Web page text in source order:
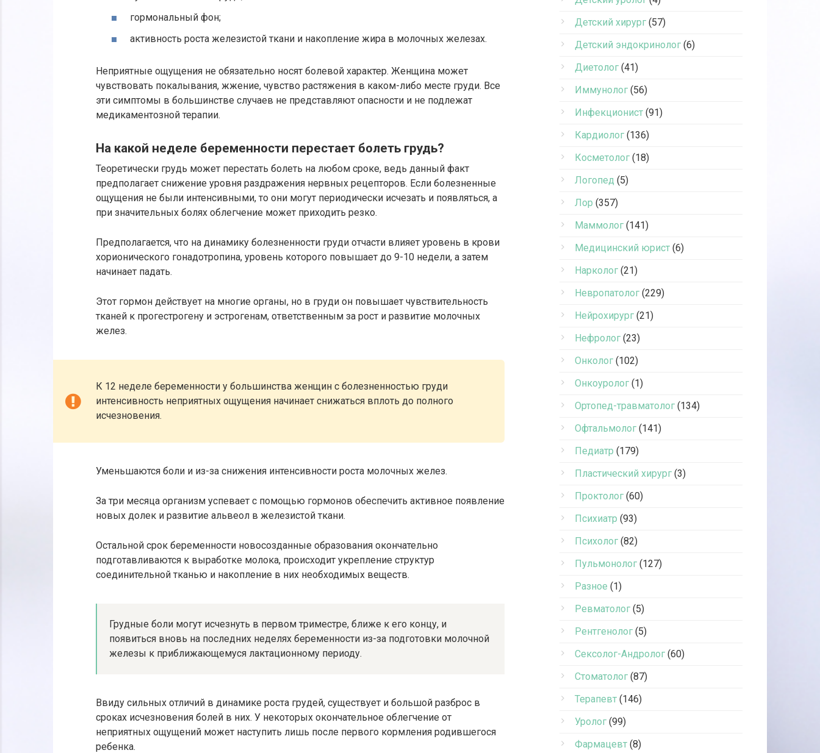
гормональный фон;
активность роста железистой ткани и накопление жира в молочных железах.
Неприятные ощущения не обязательно носят болевой характер. Женщина может
чувствовать покалывания, жжение, чувство растяжения в каком-либо месте груди. Все
эти симптомы в большинстве случаев не представляют опасности и не подлежат
медикаментозной терапии.
На какой неделе беременности перестает болеть грудь?
Теоретически грудь может перестать болеть на любом сроке, ведь данный факт
предполагает снижение уровня раздражения нервных рецепторов. Если болезненные
ощущения не были интенсивными, то они могут периодически исчезать и появляться, а
при значительных болях облегчение может приходить резко.
Предполагается, что на динамику болезненности груди отчасти влияет уровень в крови
хорионического гонадотропина, уровень которого повышает до 9-10 недели, а затем
начинает падать.
Этот гормон действует на многие органы, но в груди он повышает чувствительность
тканей к прогестрогену и эстрогенам, ответственным за рост и развитие молочных
желез.
К 12 неделе беременности у большинства женщин с болезненностью груди
интенсивность неприятных ощущения начинает снижаться вплоть до полного
исчезновения.
Уменьшаются боли и из-за снижения интенсивности роста молочных желез.
За три месяца организм успевает с помощью гормонов обеспечить активное появление
новых долек и развитие альвеол в железистой ткани.
Остальной срок беременности новосозданные образования окончательно
подготавливаются к выработке молока, происходит укрепление структур
соединительной тканью и накопление в них необходимых веществ.
Грудные боли могут исчезнуть в первом триместре, ближе к его концу, и
появиться вновь на последних неделях беременности из-за подготовки молочной
железы к приближающемуся лактационному периоду.
Ввиду сильных отличий в динамике роста грудей, существует и большой разброс в
сроках исчезновения болей в них. У некоторых окончательное облегчение от
неприятных ощущений может наступить лишь после первого кормления родившегося
ребенка.
Детский хирург (57)
Детский эндокринолог (6)
Диетолог (41)
Иммунолог (56)
Инфекционист (91)
Кардиолог (136)
Косметолог (18)
Логопед (5)
Лор (357)
Маммолог (141)
Медицинский юрист (6)
Нарколог (21)
Невропатолог (229)
Нейрохирург (21)
Нефролог (23)
Онколог (102)
Онкоуролог (1)
Ортопед-травматолог (134)
Офтальмолог (141)
Педиатр (179)
Пластический хирург (3)
Проктолог (60)
Психиатр (93)
Психолог (82)
Пульмонолог (127)
Разное (1)
Ревматолог (5)
Рентгенолог (5)
Сексолог-Андролог (60)
Стоматолог (87)
Терапевт (146)
Уролог (99)
Фармацевт (8)